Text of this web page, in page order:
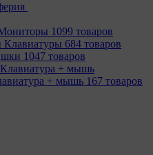
1099 товаров
Клавиатуры 684 товаров
1047 товаров
+ мышь 167 товаров